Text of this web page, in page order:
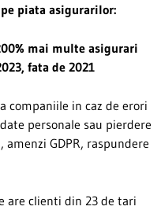
piata asigurarilor:
mai multe asigurari
fata de 2021
companiile in caz de erori
personale sau pierdere
GDPR, raspundere
are clienti din 23 de tari